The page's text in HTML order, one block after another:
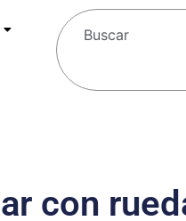
con